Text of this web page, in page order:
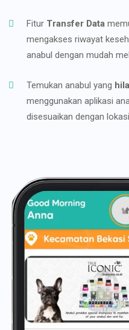
Fitur Transfer Data
mengakses riwayat
anabul dengan mudah
Temukan anabul yang
menggunakan aplikasi
disesuaikan dengan